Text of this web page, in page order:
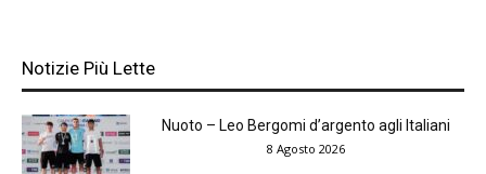
Notizie Più Lette
Nuoto – Leo Bergomi d’argento agli Italiani
8 Agosto 2026